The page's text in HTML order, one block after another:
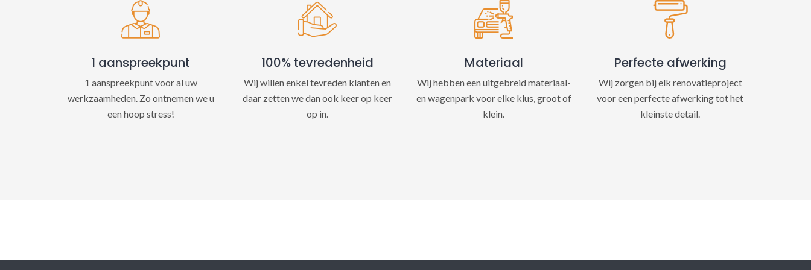
1 aanspreekpunt
1 aanspreekpunt voor al uw
werkzaamheden. Zo ontnemen we u
een hoop stress!
100% tevredenheid
Wij willen enkel tevreden klanten en
daar zetten we dan ook keer op keer
op in.
Materiaal
Wij hebben een uitgebreid materiaal-
en wagenpark voor elke klus, groot of
klein.
Perfecte afwerking
Wij zorgen bij elk renovatieproject
voor een perfecte afwerking tot het
kleinste detail.